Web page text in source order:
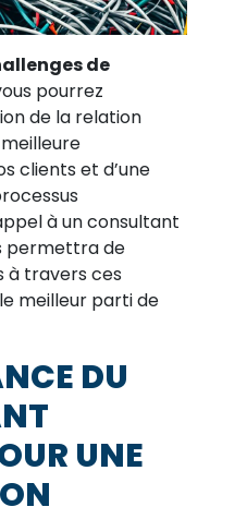
de
pourrez
de la relation
clients et d’une
à un consultant
permettra de
à travers ces
meilleur parti de
DU
UNE